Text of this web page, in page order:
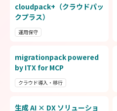
cloudpack+（クラウドパッ
クプラス）
運用保守
migrationpack powered
by ITX for MCP
クラウド導入・移行
生成 AI × DX ソリューショ